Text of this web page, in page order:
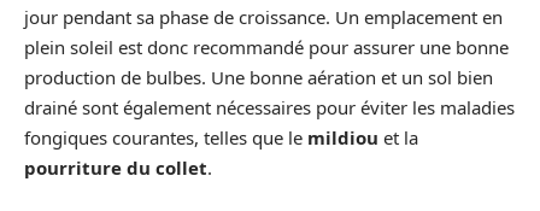
jour pendant sa phase de croissance. Un emplacement en
plein soleil est donc recommandé pour assurer une bonne
production de bulbes. Une bonne aération et un sol bien
drainé sont également nécessaires pour éviter les maladies
fongiques courantes, telles que le mildiou et la
pourriture du collet.